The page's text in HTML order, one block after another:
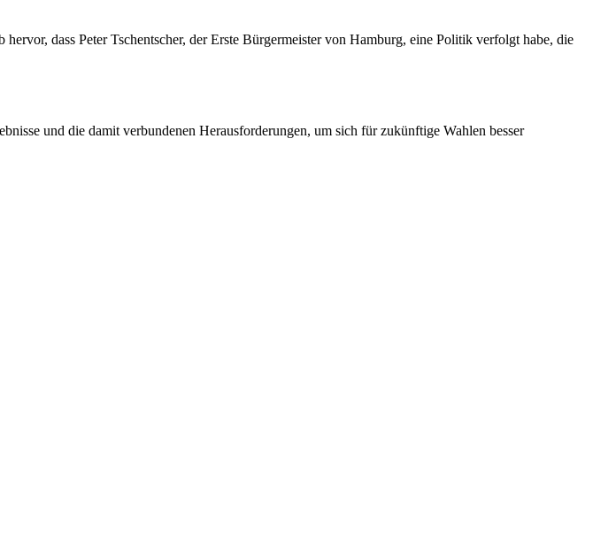
dass Peter Tschentscher, der Erste Bürgermeister von Hamburg, eine Politik verfolgt habe, die
und die damit verbundenen Herausforderungen, um sich für zukünftige Wahlen besser